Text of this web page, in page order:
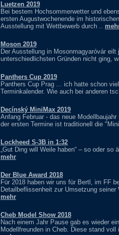
Luetzen 2019
Bei bestem Hochsommerwetter und
ersten Augustwochenende im
Ausstellung mit Wettbewerb durch ..
Moson 2019
Der Ausstellung in Mosonmagyaróvár
unterschiedlichsten Gründen nicht ging,
Panthers Cup 2019
Panthers Cup Prag ... ich hatte schon
Terminkalender. Wie auch bei anderen
Decínský MiniMax 2019
Anfang Februar - das neue
der ersten Termine ist traditionell die
Lockheed S-3B in 1:32
„Gut Ding will Weile haben“ – so oder
mehr
Der Blue Award 2018
Für 2018 haben wir uns für Bertl, im FF
Detailbeflissenheit zur Umsetzung
mehr
Cheb Model Show 2018
Nach einem Jahr Pause gab es wieder
Modellfreunden in Cheb. Diese stand